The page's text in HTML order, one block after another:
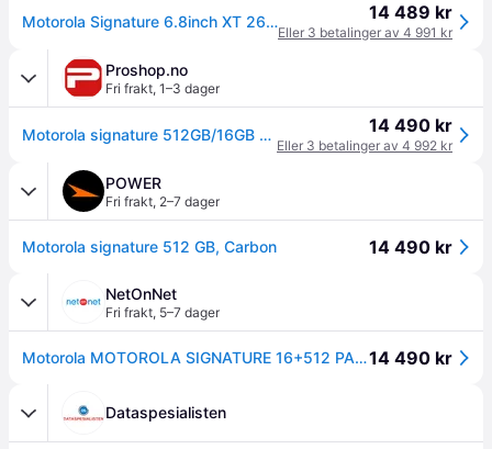
Motorola Signature 6.8inch XT 2603-2 SD8G5 16GB 512GB 5G DS IP68 IP69 5200mAh 90w Carbon Black (PBAB0002SE) 14 489 kr
Eller 3 betalinger av 4 991 kr
Proshop.no
Fri frakt, 1–3 dager
Motorola signature 512GB/16GB - PANTONE Carbon 14 490 kr
Eller 3 betalinger av 4 992 kr
POWER
Fri frakt, 2–7 dager
Motorola signature 512 GB, Carbon 14 490 kr
NetOnNet
Fri frakt, 5–7 dager
Motorola MOTOROLA SIGNATURE 16+512 PANTONE CARBON14 490 kr
Dataspesialisten